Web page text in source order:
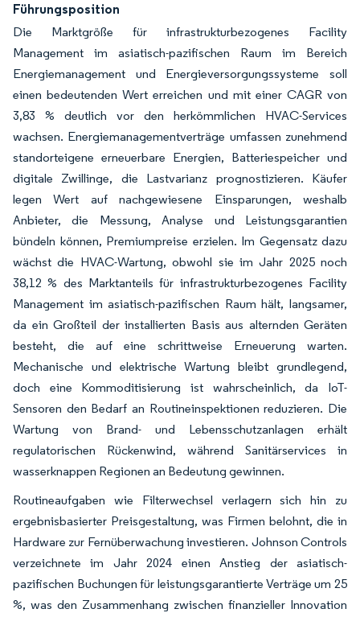
Führungsposition
Die Marktgröße für infrastrukturbezogenes Facility
Management im asiatisch-pazifischen Raum im Bereich
Energiemanagement und Energieversorgungssysteme soll
einen bedeutenden Wert erreichen und mit einer CAGR von
3,83 % deutlich vor den herkömmlichen HVAC-Services
wachsen. Energiemanagementverträge umfassen zunehmend
standorteigene erneuerbare Energien, Batteriespeicher und
digitale Zwillinge, die Lastvarianz prognostizieren. Käufer
legen Wert auf nachgewiesene Einsparungen, weshalb
Anbieter, die Messung, Analyse und Leistungsgarantien
bündeln können, Premiumpreise erzielen. Im Gegensatz dazu
wächst die HVAC-Wartung, obwohl sie im Jahr 2025 noch
38,12 % des Marktanteils für infrastrukturbezogenes Facility
Management im asiatisch-pazifischen Raum hält, langsamer,
da ein Großteil der installierten Basis aus alternden Geräten
besteht, die auf eine schrittweise Erneuerung warten.
Mechanische und elektrische Wartung bleibt grundlegend,
doch eine Kommoditisierung ist wahrscheinlich, da IoT-
Sensoren den Bedarf an Routineinspektionen reduzieren. Die
Wartung von Brand- und Lebensschutzanlagen erhält
regulatorischen Rückenwind, während Sanitärservices in
wasserknappen Regionen an Bedeutung gewinnen.
Routineaufgaben wie Filterwechsel verlagern sich hin zu
ergebnisbasierter Preisgestaltung, was Firmen belohnt, die in
Hardware zur Fernüberwachung investieren. Johnson Controls
verzeichnete im Jahr 2024 einen Anstieg der asiatisch-
pazifischen Buchungen für leistungsgarantierte Verträge um 25
%, was den Zusammenhang zwischen finanzieller Innovation